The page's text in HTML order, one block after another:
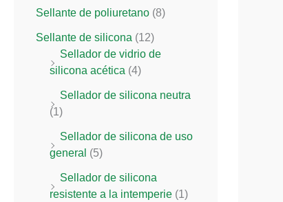
Sellante de poliuretano (8)
Sellante de silicona (12)
Sellador de vidrio de
silicona acética (4)
Sellador de silicona neutra
(1)
Sellador de silicona de uso
general (5)
Sellador de silicona
resistente a la intemperie (1)